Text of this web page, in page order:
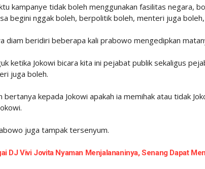
kampanye tidak boleh menggunakan fasilitas negara,
begini nggak boleh, berpolitik boleh, menteri juga
diam beridiri beberapa kali prabowo mengedipkan
ketika Jokowi bicara kita ini pejabat publik sekaligus
juga boleh.
kepada Jokowi apakah ia memihak atau tidak
juga tampak tersenyum.
DJ Vivi Jovita Nyaman Menjalananinya, Senang Dapat